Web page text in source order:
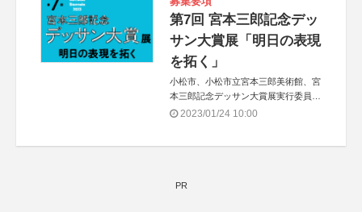
第7回 宮本三郎記念デッ
サン大賞展「明日の表現
を拓く」
小松市、小松市立宮本三郎美術館、宮
本三郎記念デッサン大賞展実行委員会
協力：世田谷美術館（公益財団法人せ
2023/01/24 10:00
PR